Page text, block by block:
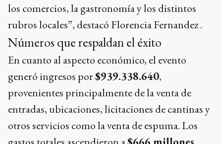
los comercios, la gastronomía y los distintos
rubros locales”, destacó Florencia Fernandez .
Números que respaldan el éxito
En cuanto al aspecto económico, el evento
generó ingresos por$939.338.640,
provenientes principalmente de la venta de
entradas, ubicaciones, licitaciones de cantinas y
otros servicios como la venta de espuma. Los